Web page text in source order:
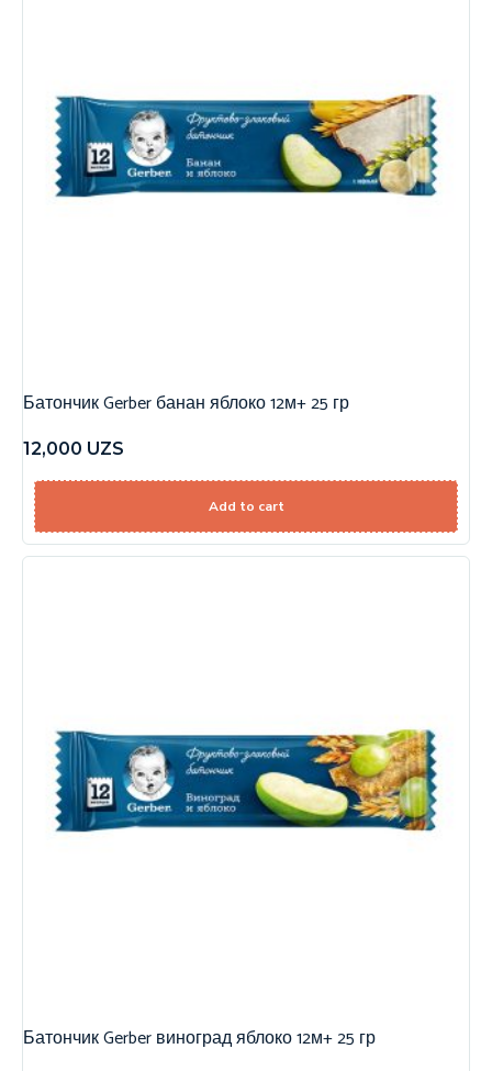
Батончик Gerber банан яблоко 12м+ 25 гр
12,000 UZS
Add to cart
Батончик Gerber виноград яблоко 12м+ 25 гр